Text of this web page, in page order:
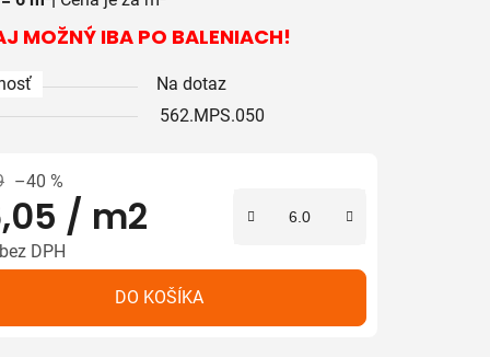
MOŽNÝ IBA PO BALENIACH!
Na dotaz
562.MPS.050
–40 %
/ m2
DPH
DO KOŠÍKA